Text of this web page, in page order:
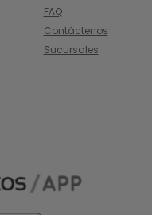
FAQ
Contáctenos
Sucursales